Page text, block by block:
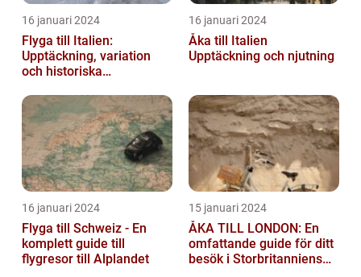
16 januari 2024
Flyga till Italien:
Upptäckning, variation
och historiska
16 januari 2024
Åka till Italien
Upptäckning och njutning
16 januari 2024
Flyga till Schweiz - En
komplett guide till
flygresor till Alplandet
15 januari 2024
ÅKA TILL LONDON: En
omfattande guide för ditt
besök i Storbritanniens